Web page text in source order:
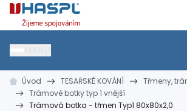
Hašpl
HŘEBÍKY
kramle
SPOJOVACÍ MATERIÁL
vruty, šrouby, matice
Úvod TESAŘSKÉ KOVÁNÍ
Třmeny,
Trámové botky typ 1 vnější
Trámová botka - třmen Typ1 80x80x2,0